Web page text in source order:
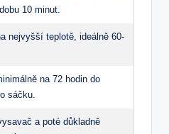
10 minut.
nejvyšší teplotě, ideálně 60-
na 72 hodin do
sáčku.
a poté důkladně